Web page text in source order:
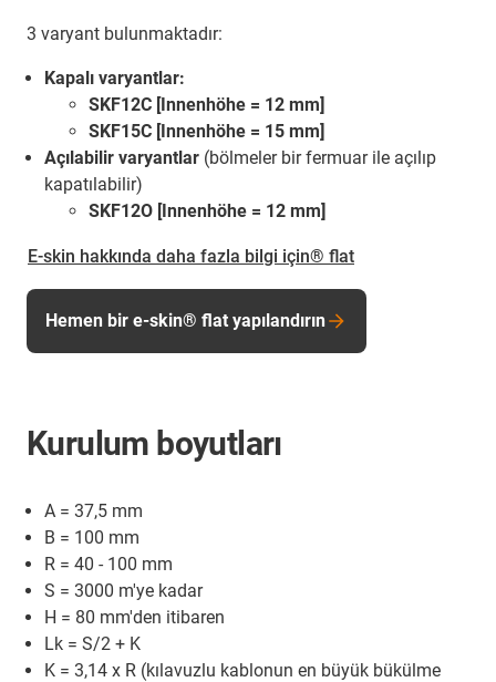
3 varyant bulunmaktadır:
Kapalı varyantlar:
SKF12C [Innenhöhe = 12 mm]
SKF15C [Innenhöhe = 15 mm]
Açılabilir varyantlar (bölmeler bir fermuar ile açılıp
kapatılabilir)
SKF12O [Innenhöhe = 12 mm]
E-skin hakkında daha fazla bilgi için® flat
Hemen bir e-skin® flat yapılandırın
Kurulum boyutları
A = 37,5 mm
B = 100 mm
R = 40 - 100 mm
S = 3000 m'ye kadar
H = 80 mm'den itibaren
Lk = S/2 + K
K = 3,14 x R (kılavuzlu kablonun en büyük bükülme